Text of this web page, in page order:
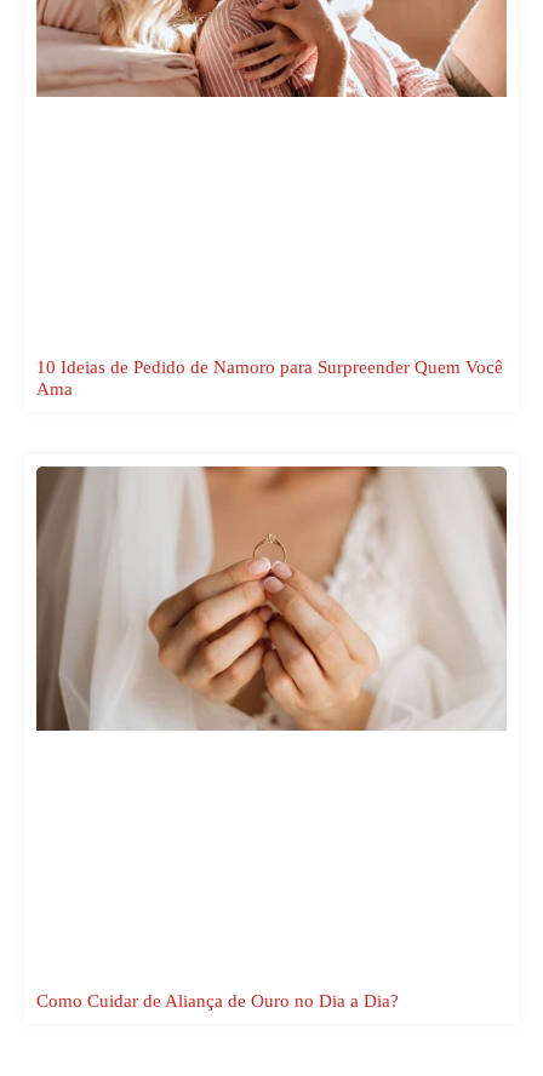
10 Ideias de Pedido de Namoro para Surpreender Quem Você
Ama
Como Cuidar de Aliança de Ouro no Dia a Dia?